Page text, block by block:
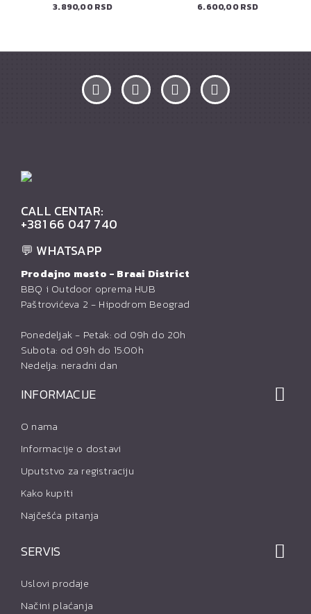
3.890,00 RSD 6.600,00 RSD
CALL CENTAR:
+381 66 047 740
💬 WHATSAPP
Prodajno mesto - Braai District
BBQ i Outdoor oprema HUB
Paštrovićeva 2 - Hipodrom Beograd
Ponedeljak - Petak: od 09h do 20h
Subota: od 09h do 15:00h
Nedelja: neradni dan
INFORMACIJE
O nama
Informacije o dostavi
Uputstvo za registraciju
Kako kupiti
Najčešća pitanja
SERVIS
Uslovi prodaje
Načini plaćanja